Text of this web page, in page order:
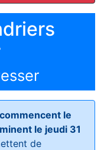
le
le jeudi 31
de